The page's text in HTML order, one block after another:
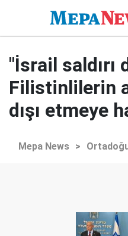
"İsrail saldırı
Filistinlilerin
dışı etmeye
Mepa News >